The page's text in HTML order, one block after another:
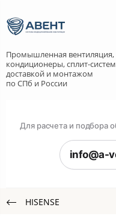
Промышленная вентиляция,
кондиционеры, сплит-
доставкой и монтажом
по СПб и России
Для расчета и подбора
info@a-
HISENSE